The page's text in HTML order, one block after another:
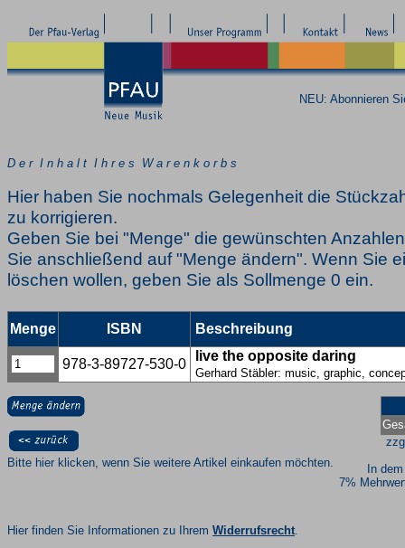
NEU: Abonnieren
D e r I n h a l t I h r e s W a r e n k o r b s
Hier haben Sie nochmals Gelegenheit die
zu korrigieren.
Geben Sie bei "Menge" die gewünschten
Sie anschließend auf "Menge ändern". Wenn Sie
löschen wollen, geben Sie als Sollmenge 0 ein.
Menge ISBN Beschreibung
978-3-89727-530-0
live the opposite daring
Gerhard Stäbler: music, graphic,
In
7%
Bitte hier klicken, wenn Sie weitere Artikel einkaufen möchten.
Hier finden Sie Informationen zu Ihrem Widerrufsrecht.